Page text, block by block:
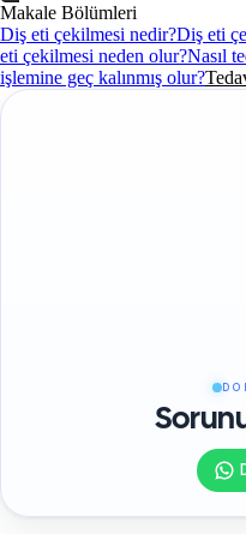
Makale Bölümleri
Diş eti çekilmesi nedir?Diş eti
eti çekilmesi neden olur?Nasıl
işlemine geç kalınmış olur?